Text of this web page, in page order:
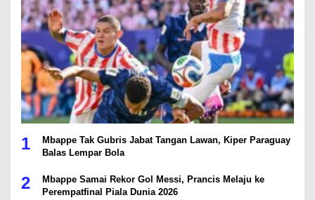
1
Mbappe Tak Gubris Jabat Tangan Lawan, Kiper Paraguay
Balas Lempar Bola
2
Mbappe Samai Rekor Gol Messi, Prancis Melaju ke
Perempatfinal Piala Dunia 2026